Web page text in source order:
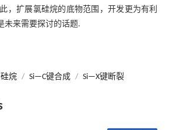
，扩展氯硅烷的底物范围，开发更为有利
未来需要探讨的话题.
烷 / Si—C键合成 / Si—X键断裂